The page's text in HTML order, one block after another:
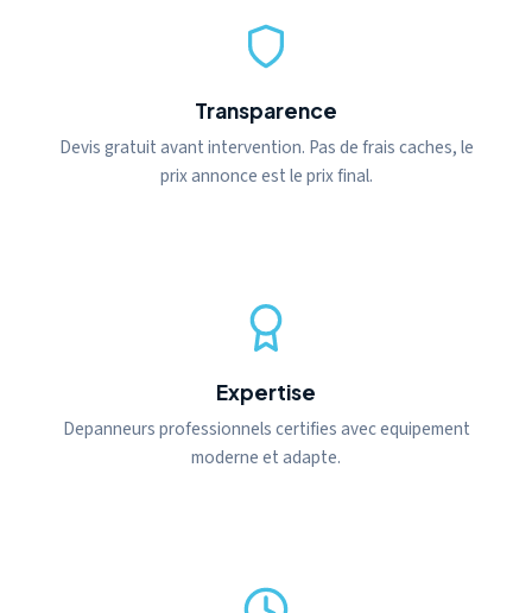
Transparence
Devis gratuit avant intervention. Pas de frais caches, le
prix annonce est le prix final.
Expertise
Depanneurs professionnels certifies avec equipement
moderne et adapte.